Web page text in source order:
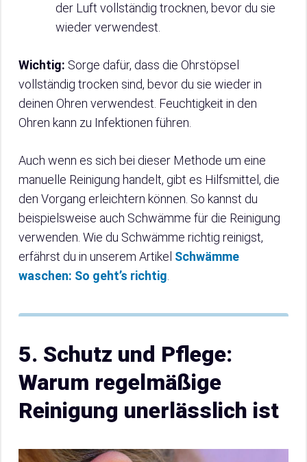
der Luft vollständig trocknen, bevor du sie
wieder verwendest.
Wichtig: Sorge dafür, dass die Ohrstöpsel
vollständig trocken sind, bevor du sie wieder in
deinen Ohren verwendest. Feuchtigkeit in den
Ohren kann zu Infektionen führen.
Auch wenn es sich bei dieser Methode um eine
manuelle Reinigung handelt, gibt es Hilfsmittel, die
den Vorgang erleichtern können. So kannst du
beispielsweise auch Schwämme für die Reinigung
verwenden. Wie du Schwämme richtig reinigst,
erfährst du in unserem Artikel Schwämme
waschen: So geht’s richtig
5. Schutz und Pflege:
Warum regelmäßige
Reinigung unerlässlich ist